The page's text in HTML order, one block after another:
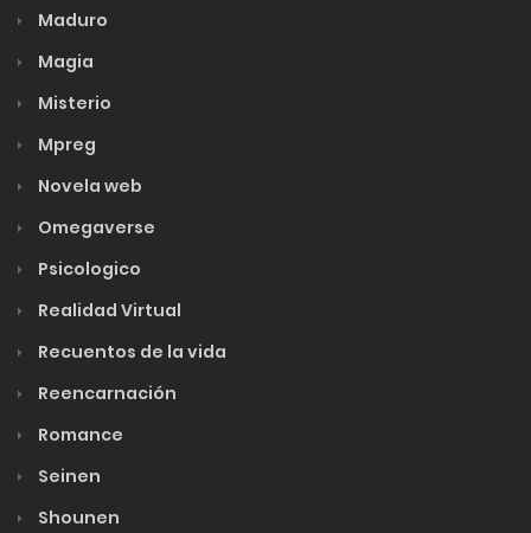
Maduro
Magia
Misterio
Mpreg
Novela web
Omegaverse
Psicologico
Realidad Virtual
Recuentos de la vida
Reencarnación
Romance
Seinen
Shounen